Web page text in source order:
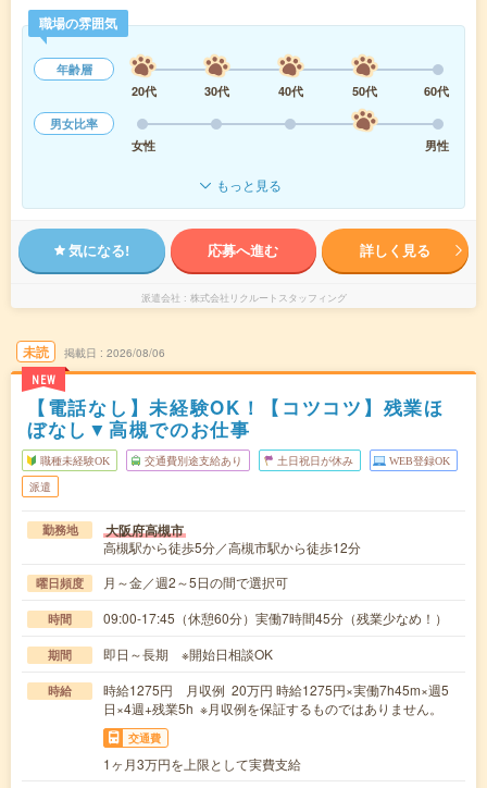
職場の雰囲気
年齢層
20代
30代 40代 50代
60代
男女比率
女性
男性
もっと見る
気になる! 応募へ進む 詳しく見る
派遣会社 株式会社リクルートスタッフィング
未読
NEW
掲載日 2026/08/06
【電話なし】未経験OK！【コツコツ】残業ほ
ぼなし▼高槻でのお仕事
職種未経験OK 交通費別途支給あり 土日祝日が休み WEB登録OK
派遣
勤務地 大阪府高槻市
高槻駅から徒歩5分／高槻市駅から徒歩12分
曜日頻度 月～金／週2～5日の間で選択可
時間 09:00-17:45（休憩60分）実働7時間45分（残業少なめ！）
期間 即日～長期 ※開始日相談OK
時給
時給1275円 月収例 20万円 時給1275円×実働7h45m×週5
日×4週+残業5h ※月収例を保証するものではありません。
交通費
1ヶ月3万円を上限として実費支給